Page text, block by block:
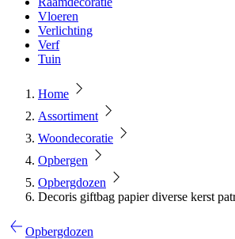
Vloeren
Verlichting
Verf
Tuin
Home
Assortiment
Woondecoratie
Opbergen
Opbergdozen
Decoris giftbag papier diverse kerst
Opbergdozen